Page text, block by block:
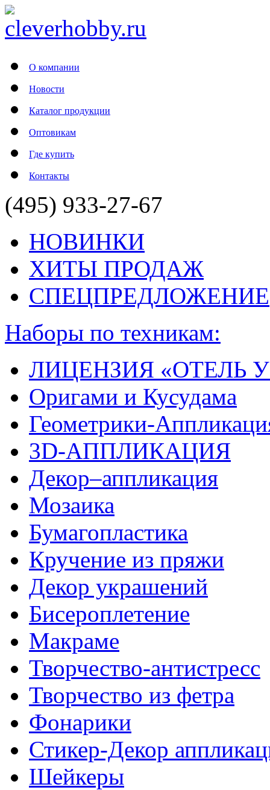
О компании
Новости
Каталог продукции
Оптовикам
Где купить
Контакты
(495) 933-27-67
НОВИНКИ
ХИТЫ ПРОДАЖ
СПЕЦПРЕДЛОЖЕНИЕ
Наборы по техникам:
ЛИЦЕНЗИЯ «ОТЕЛЬ
Оригами и Кусудама
Геометрики-
3D-АППЛИКАЦИЯ
Декор–аппликация
Мозаика
Бумагопластика
Кручение из пряжи
Декор украшений
Биcероплетение
Макраме
Творчество-антистресс
Творчество из фетра
Фонарики
Стикер-Декор
Шейкеры